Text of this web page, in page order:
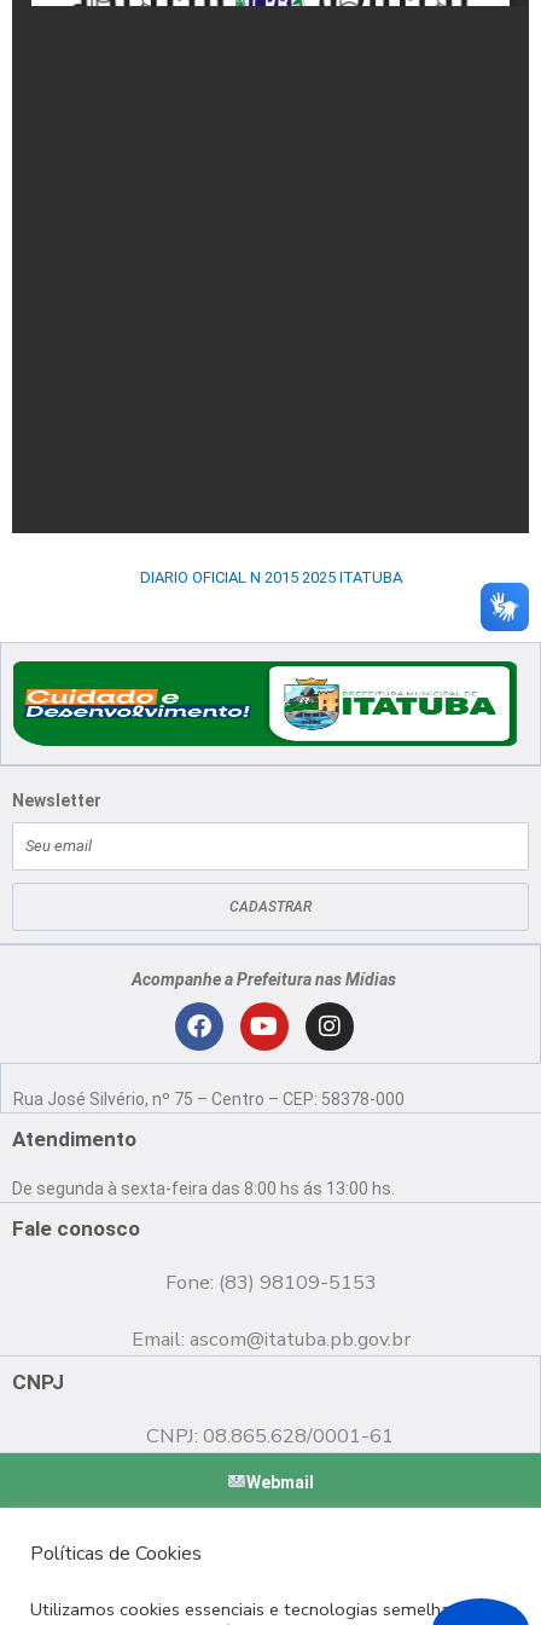
DIARIO OFICIAL N 2015 2025 ITATUBA
Newsletter
mail
CADASTRAR
Acompanhe a Prefeitura nas Mídias
F
c
o
o
Y
u
b
e
I
n
s
g
r
Rua José Silvério, nº 75 – Centro – CEP: 58378-000
Atendimento
De segunda à sexta-feira das 8:00 hs ás 13:00 hs.
Fale conosco
Fone: (83) 98109-5153
Email: ascom@itatuba.pb.gov.br
CNPJ
CNPJ: 08.865.628/0001-61
Webmail
Políticas de Cookies
Utilizamos cookies essenciais e tecnologias semelhantes de